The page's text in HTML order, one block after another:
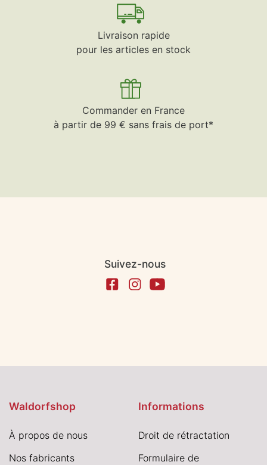
Livraison rapide
pour les articles en stock
Commander en France
à partir de 99 € sans frais de port*
Suivez-nous
Waldorfshop
À propos de nous
Nos fabricants
Informations
Droit de rétractation
Formulaire de